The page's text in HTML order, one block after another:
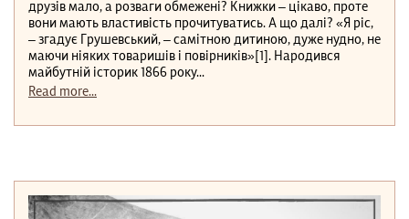
друзів мало, а розваги обмежені? Книжки – цікаво, проте
вони мають властивість прочитуватись. А що далі? «Я ріс,
– згадує Грушевський, – самітною дитиною, дуже нудно, не
маючи ніяких товаришів і повірників»[1]. Народився
майбутній історик 1866 року...
Read more...